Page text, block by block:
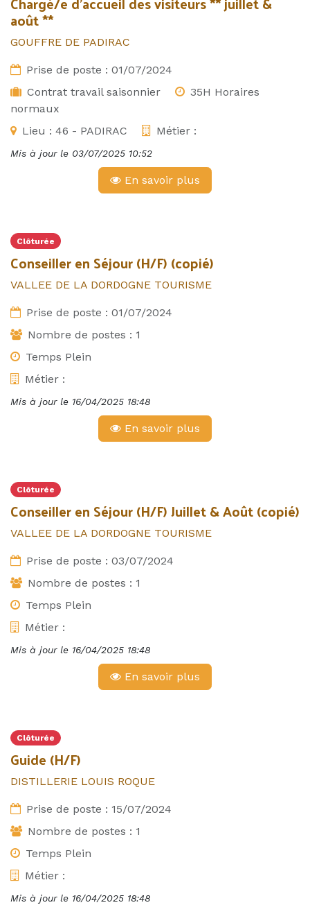
août **
GOUFFRE DE PADIRAC
Prise de poste : 01/07/2024
Contrat travail saisonnier
35H Horaires
normaux
Lieu : 46 - PADIRAC Métier :
Mis à jour le 03/07/2025 10:52
En savoir plus
Clôturée
Conseiller en Séjour (H/F) (copié)
VALLEE DE LA DORDOGNE TOURISME
Prise de poste : 01/07/2024
Nombre de postes : 1
Temps Plein
Métier :
Mis à jour le 16/04/2025 18:48
En savoir plus
Clôturée
Conseiller en Séjour (H/F) Juillet & Août (copié)
VALLEE DE LA DORDOGNE TOURISME
Prise de poste : 03/07/2024
Nombre de postes : 1
Temps Plein
Métier :
Mis à jour le 16/04/2025 18:48
En savoir plus
Clôturée
Guide (H/F)
DISTILLERIE LOUIS ROQUE
Prise de poste : 15/07/2024
Nombre de postes : 1
Temps Plein
Métier :
Mis à jour le 16/04/2025 18:48